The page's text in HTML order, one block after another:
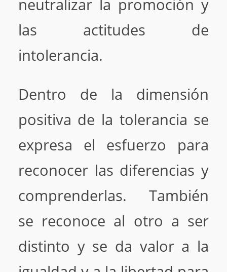
neutralizar la promoción y
las actitudes de
intolerancia.
Dentro de la dimensión
positiva de la tolerancia se
expresa el esfuerzo para
reconocer las diferencias y
comprenderlas. También
se reconoce al otro a ser
distinto y se da valor a la